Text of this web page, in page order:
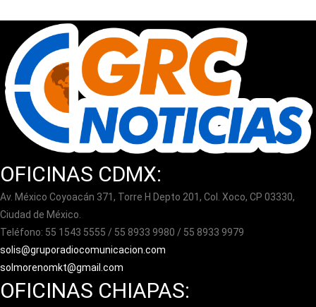
OFICINAS CDMX:
Av. México Coyoacán 371, Torre H Depto 201, Col. Xoco, CP 03330,
Ciudad de México.
Teléfono: 55 1543 5555 / 55 8933 9980 / 55 8933 9979
solis@gruporadiocomunicacion.com
solmorenomkt@gmail.com
OFICINAS CHIAPAS: